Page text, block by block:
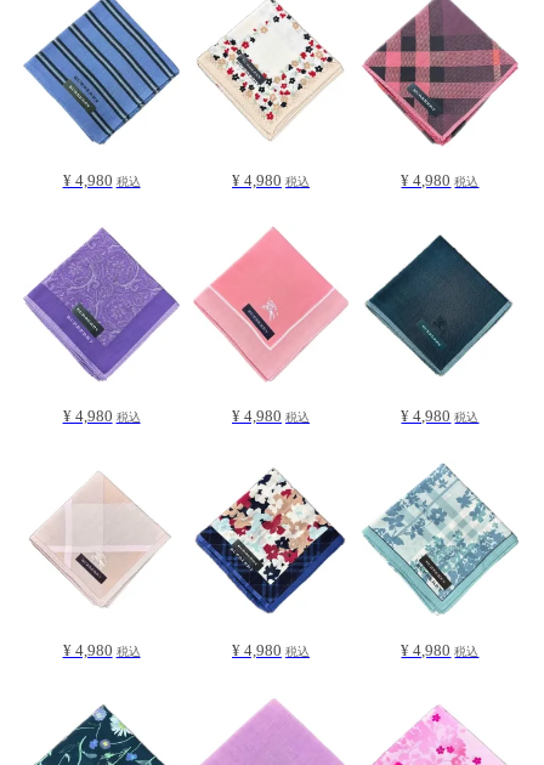
¥ 4,980 税込 ¥ 4,980 税込 ¥ 4,980 税込
¥ 4,980 税込 ¥ 4,980 税込 ¥ 4,980 税込
¥ 4,980 税込 ¥ 4,980 税込 ¥ 4,980 税込